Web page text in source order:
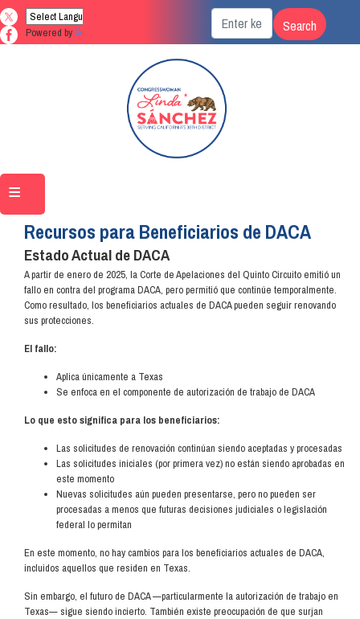
Skip
to
main
Powered by
Recursos para Beneficiarios de DACA
Estado Actual de DACA
A partir de enero de 2025, la Corte de Apelaciones del Quinto Circuito emitió un
fallo en contra del programa DACA, pero permitió que continúe temporalmente.
Como resultado, los beneficiarios actuales de DACA pueden seguir renovando
sus protecciones.
El fallo:
Aplica únicamente a Texas
Se enfoca en el componente de autorización de trabajo de DACA
Lo que esto significa para los beneficiarios:
Las solicitudes de renovación continúan siendo aceptadas y procesadas
Las solicitudes iniciales (por primera vez) no están siendo aprobadas en
este momento
Nuevas solicitudes aún pueden presentarse, pero no pueden ser
procesadas a menos que futuras decisiones judiciales o legislación
federal lo permitan
En este momento, no hay cambios para los beneficiarios actuales de DACA,
incluidos aquellos que residen en Texas.
Sin embargo, el futuro de DACA —particularmente la autorización de trabajo en
Texas— sigue siendo incierto. También existe preocupación de que surjan